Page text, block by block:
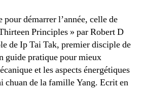
démarrer l’année, celle de
Principles » par Robert D
de Ip Tai Tak, premier disciple de
guide pratique pour mieux
et les aspects énergétiques
chuan de la famille Yang. Ecrit en